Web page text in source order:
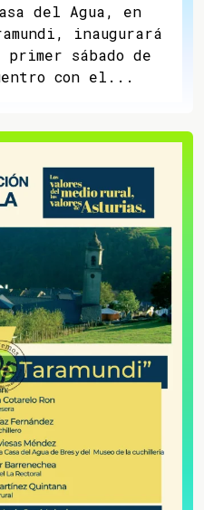
del Agua, en
inaugurará
sábado de
con el...